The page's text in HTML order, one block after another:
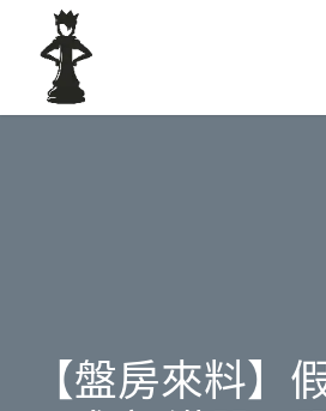
【盤房來料】